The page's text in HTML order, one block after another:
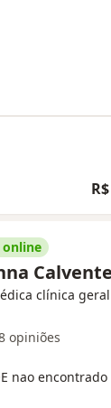
online
Calvente
clínica geral
opiniões
nao encontrado